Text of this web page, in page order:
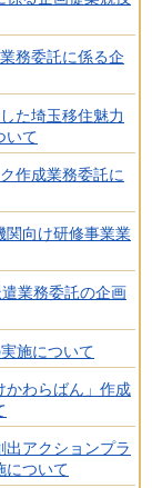
務委託に係る企
た埼玉移住魅力
いて
作成業務委託に
関向け研修事業業
業務委託の企画
施について
かわらばん」作成
出アクションプラ
について